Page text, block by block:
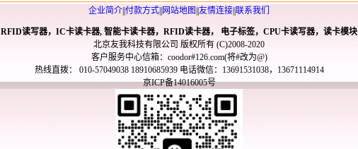
企业简介 付款方式 网站地图 友情连接 联系我们
RFID读写器，IC卡读卡器, 智能卡读卡器，RFID读卡器， 电子标签，CPU卡读写器，读卡模块
北京友我科技有限公司 版权所有 (C)2008-2020
客户服务中心信箱：coodor#126.com(将#改为@)
热线直拨： 010-57049038 18910685939 电话微信：13691531038，13671114914
京ICP备14016005号